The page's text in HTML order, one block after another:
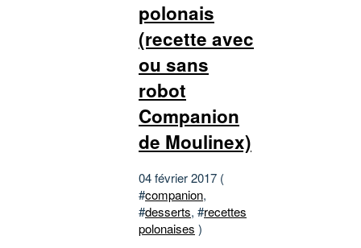
polonais
(recette avec
ou sans
robot
Companion
de Moulinex)
04 février 2017 (
#companion,
#desserts, #recettes
polonaises )